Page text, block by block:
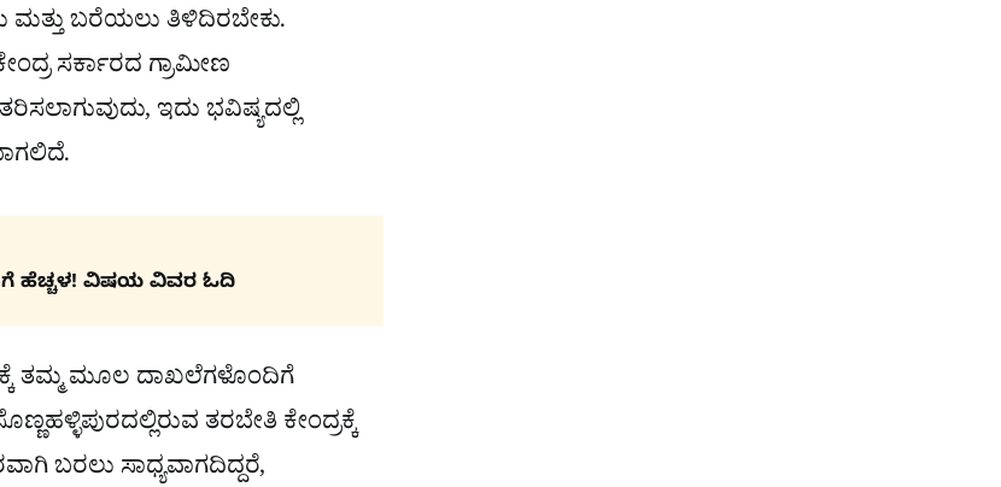
ಮತ್ತು ಬರೆಯಲು ತಿಳಿದಿರಬೇಕು.
ಸರ್ಕಾರದ ಗ್ರಾಮೀಣ
ಇದು ಭವಿಷ್ಯದಲ್ಲಿ
ಹೆಚ್ಚಳ! ವಿಷಯ ವಿವರ ಓದಿ
ತಮ್ಮ ಮೂಲ ದಾಖಲೆಗಳೊಂದಿಗೆ
ತರಬೇತಿ ಕೇಂದ್ರಕ್ಕೆ
ಬರಲು ಸಾಧ್ಯವಾಗದಿದ್ದರೆ,